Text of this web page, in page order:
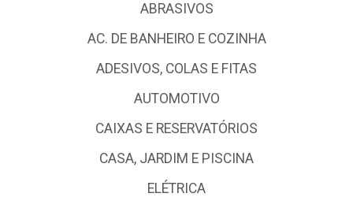
ABRASIVOS
AC. DE BANHEIRO E COZINHA
ADESIVOS, COLAS E FITAS
AUTOMOTIVO
CAIXAS E RESERVATÓRIOS
CASA, JARDIM E PISCINA
ELÉTRICA